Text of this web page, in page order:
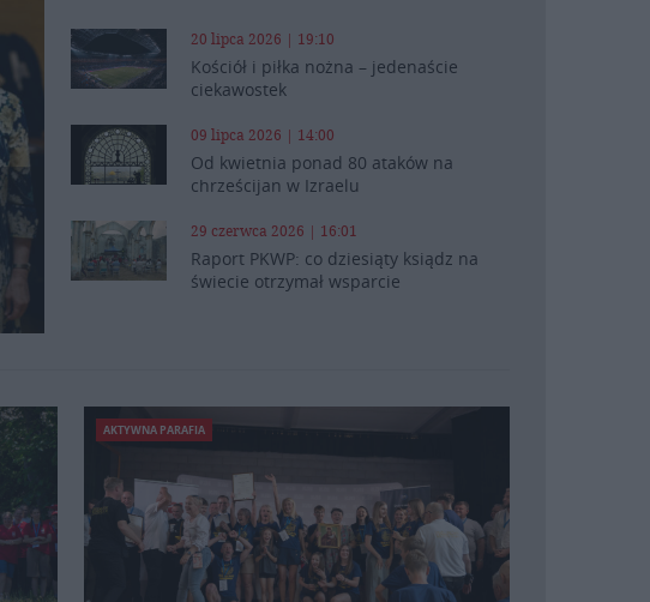
20 lipca 2026 | 19:10
Kościół i piłka nożna – jedenaście
ciekawostek
09 lipca 2026 | 14:00
Od kwietnia ponad 80 ataków na
chrześcijan w Izraelu
29 czerwca 2026 | 16:01
Raport PKWP: co dziesiąty ksiądz na
świecie otrzymał wsparcie
AKTYWNA PARAFIA